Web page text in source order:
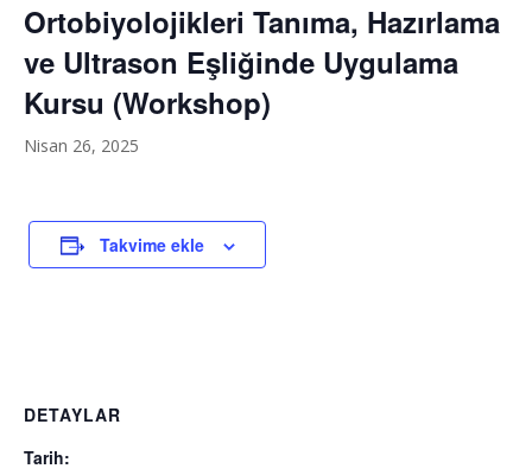
Ortobiyolojikleri Tanıma, Hazırlama
ve Ultrason Eşliğinde Uygulama
Kursu (Workshop)
Nisan 26, 2025
Takvime ekle
DETAYLAR
Tarih: